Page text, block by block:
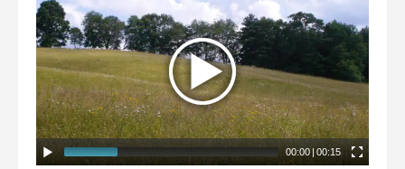
00:00 | 00:15